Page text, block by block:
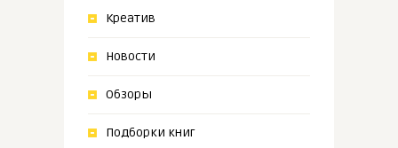
Креатив
Новости
Обзоры
Подборки книг